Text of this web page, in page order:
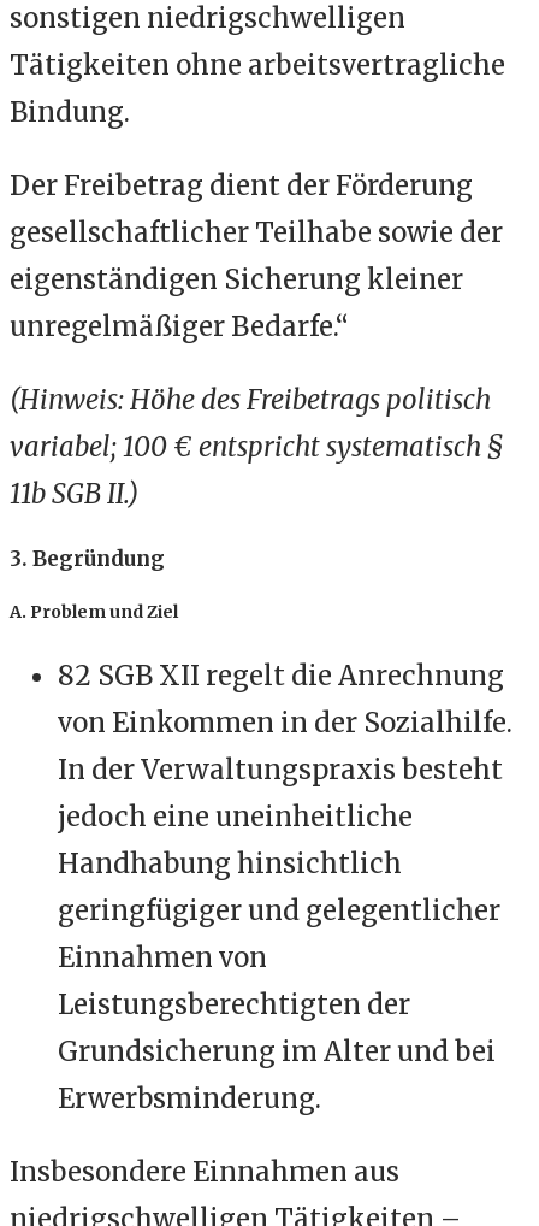
sonstigen niedrigschwelligen
Tätigkeiten ohne arbeitsvertragliche
Bindung.
Der Freibetrag dient der Förderung
gesellschaftlicher Teilhabe sowie der
eigenständigen Sicherung kleiner
unregelmäßiger Bedarfe.“
(Hinweis: Höhe des Freibetrags politisch
variabel; 100 € entspricht systematisch §
11b SGB II.)
3. Begründung
A. Problem und Ziel
82 SGB XII regelt die Anrechnung
von Einkommen in der Sozialhilfe.
In der Verwaltungspraxis besteht
jedoch eine uneinheitliche
Handhabung hinsichtlich
geringfügiger und gelegentlicher
Einnahmen von
Leistungsberechtigten der
Grundsicherung im Alter und bei
Erwerbsminderung.
Insbesondere Einnahmen aus
niedrigschwelligen Tätigkeiten –